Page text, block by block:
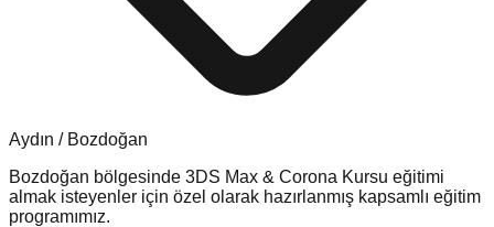
Aydın / Bozdoğan
Bozdoğan bölgesinde 3DS Max & Corona Kursu eğitimi
almak isteyenler için özel olarak hazırlanmış kapsamlı eğitim
programımız.